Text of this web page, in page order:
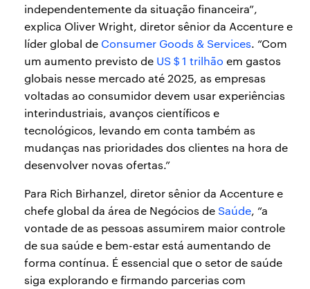
independentemente da situação financeira”,
explica Oliver Wright, diretor sênior da Accenture e
líder global de Consumer Goods & Services. “Com
um aumento previsto de US＄1 trilhão em gastos
globais nesse mercado até 2025, as empresas
voltadas ao consumidor devem usar experiências
interindustriais, avanços científicos e
tecnológicos, levando em conta também as
mudanças nas prioridades dos clientes na hora de
desenvolver novas ofertas.”
Para Rich Birhanzel, diretor sênior da Accenture e
chefe global da área de Negócios de Saúde, “a
vontade de as pessoas assumirem maior controle
de sua saúde e bem-estar está aumentando de
forma contínua. É essencial que o setor de saúde
siga explorando e firmando parcerias com